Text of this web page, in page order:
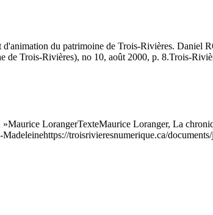
du patrimoine de Trois-Rivières. Daniel
de Trois-Rivières), no 10, août 2000, p. 8.Trois-
»Maurice LorangerTexteMaurice Loranger, La
Madeleinehttps://troisrivieresnumerique.ca/